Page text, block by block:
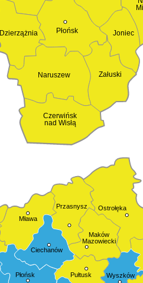
Płońsk Joniec
Dzierzążnia
Naruszew Załuski
Czerwińsk
nad Wisłą
Ostrołęka
Wyszków
Pułtusk
Maków
Mazowiecki
Przasnysz
Mława
Płońsk
Ciechanów